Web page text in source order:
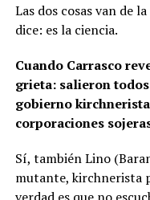
Las dos cosas van de
dice: es la ciencia.
Cuando Carrasco
grieta: salieron
gobierno
corporaciones
Sí, también Lino
mutante, kirchnerista